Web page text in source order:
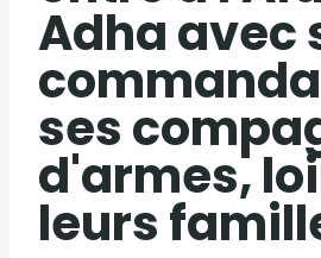
Adha avec
ses
d'armes,
leurs